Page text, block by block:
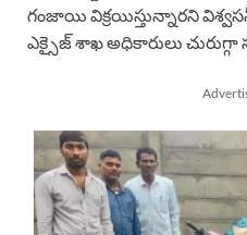
గంజాయి విక్రయిస్తున్నారని
ఎక్సైజ్ శాఖ అధికారులు చురుగ్గా